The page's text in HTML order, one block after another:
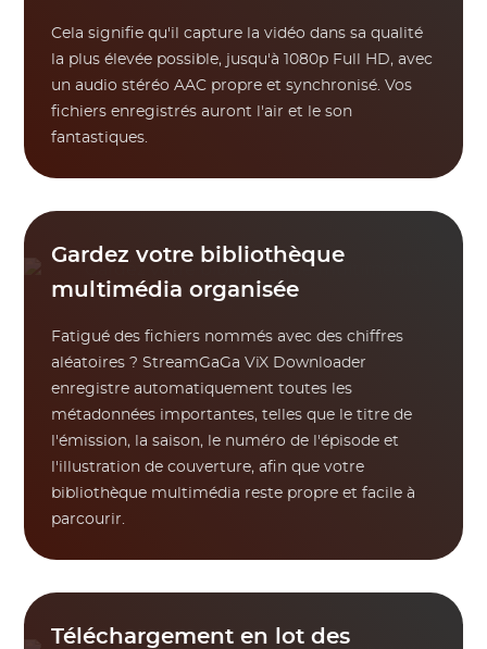
Cela signifie qu'il capture la vidéo dans sa qualité
la plus élevée possible, jusqu'à 1080p Full HD, avec
un audio stéréo AAC propre et synchronisé. Vos
fichiers enregistrés auront l'air et le son
fantastiques.
Gardez votre bibliothèque
multimédia organisée
Fatigué des fichiers nommés avec des chiffres
aléatoires ? StreamGaGa ViX Downloader
enregistre automatiquement toutes les
métadonnées importantes, telles que le titre de
l'émission, la saison, le numéro de l'épisode et
l'illustration de couverture, afin que votre
bibliothèque multimédia reste propre et facile à
parcourir.
Téléchargement en lot des